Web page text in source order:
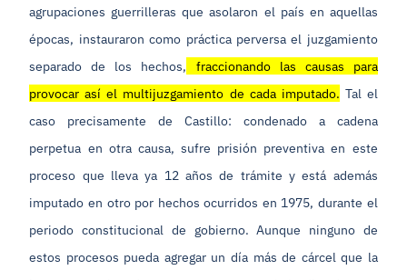
agrupaciones guerrilleras que asolaron el país en aquellas
épocas, instauraron como práctica perversa el juzgamiento
separado de los hechos, fraccionando las causas para
provocar así el multijuzgamiento de cada imputado. Tal el
caso precisamente de Castillo: condenado a cadena
perpetua en otra causa, sufre prisión preventiva en este
proceso que lleva ya 12 años de trámite y está además
imputado en otro por hechos ocurridos en 1975, durante el
periodo constitucional de gobierno. Aunque ninguno de
estos procesos pueda agregar un día más de cárcel que la